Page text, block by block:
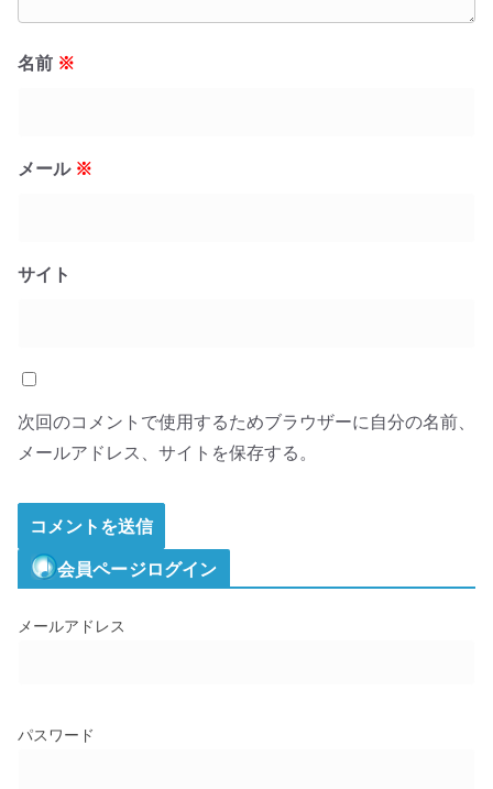
名前 ※
メール ※
サイト
次回のコメントで使用するためブラウザーに自分の名前、
メールアドレス、サイトを保存する。
会員ページログイン
メールアドレス
パスワード